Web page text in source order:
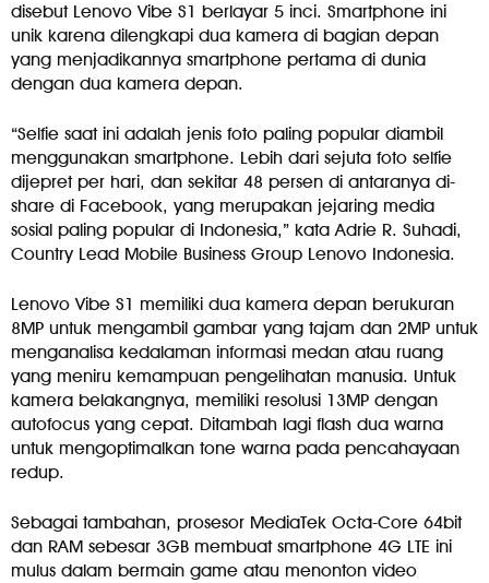
disebut Lenovo Vibe S1 berlayar 5 inci. Smartphone ini
unik karena dilengkapi dua kamera di bagian depan
yang menjadikannya smartphone pertama di dunia
dengan dua kamera depan.
“Selfie saat ini adalah jenis foto paling popular diambil
menggunakan smartphone. Lebih dari sejuta foto selfie
dijepret per hari, dan sekitar 48 persen di antaranya di-
share di Facebook, yang merupakan jejaring media
sosial paling popular di Indonesia,” kata Adrie R. Suhadi,
Country Lead Mobile Business Group Lenovo Indonesia.
Lenovo Vibe S1 memiliki dua kamera depan berukuran
8MP untuk mengambil gambar yang tajam dan 2MP untuk
menganalisa kedalaman informasi medan atau ruang
yang meniru kemampuan pengelihatan manusia. Untuk
kamera belakangnya, memiliki resolusi 13MP dengan
autofocus yang cepat. Ditambah lagi flash dua warna
untuk mengoptimalkan tone warna pada pencahayaan
redup.
Sebagai tambahan, prosesor MediaTek Octa-Core 64bit
dan RAM sebesar 3GB membuat smartphone 4G LTE ini
mulus dalam bermain game atau menonton video